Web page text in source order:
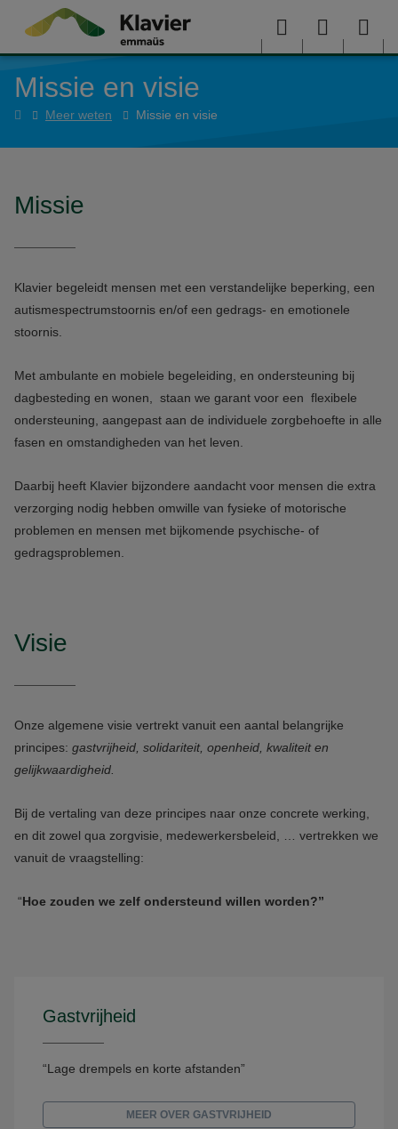
Overslaan en naar de inhoud gaan
Menu User
Missie en visie
HomeMeer weten Missie en visie
Missie
Klavier begeleidt mensen met een verstandelijke beperking, een
autismespectrumstoornis en/of een gedrags- en emotionele
stoornis.
Met ambulante en mobiele begeleiding, en ondersteuning bij
dagbesteding en wonen, staan we garant voor een flexibele
ondersteuning, aangepast aan de individuele zorgbehoefte in alle
fasen en omstandigheden van het leven.
Daarbij heeft Klavier bijzondere aandacht voor mensen die extra
verzorging nodig hebben omwille van fysieke of motorische
problemen en mensen met bijkomende psychische- of
gedragsproblemen.
Visie
Onze algemene visie vertrekt vanuit een aantal belangrijke
principes: gastvrijheid, solidariteit, openheid, kwaliteit en
gelijkwaardigheid.
Bij de vertaling van deze principes naar onze concrete werking,
en dit zowel qua zorgvisie, medewerkersbeleid, … vertrekken we
vanuit de vraagstelling:
“Hoe zouden we zelf ondersteund willen worden?”
Gastvrijheid
“Lage drempels en korte afstanden”
MEER OVER GASTVRIJHEID